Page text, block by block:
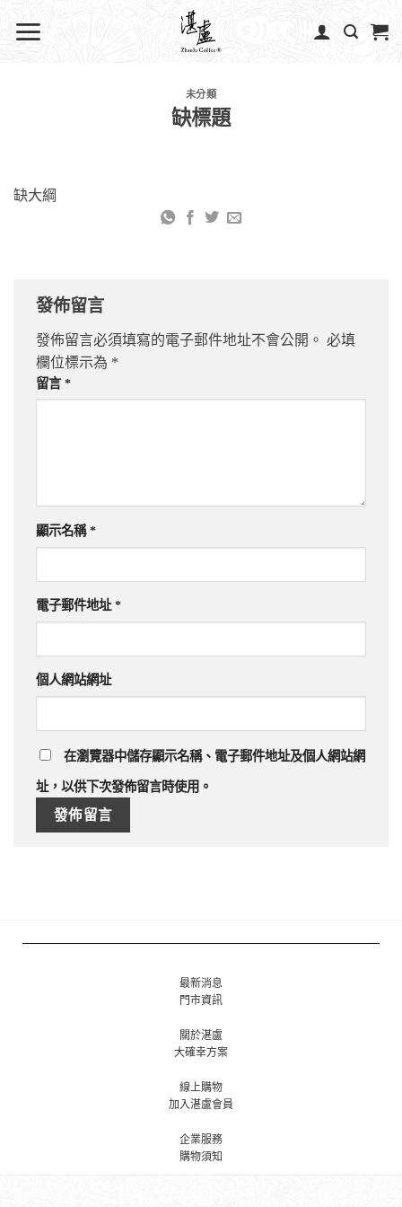
未分類
缺標題
缺大綱
發佈留言
發佈留言必須填寫的電子郵件地址不會公開。 必填
欄位標示為 *
留言*
顯示名稱*
電子郵件地址*
個人網站網址
在瀏覽器中儲存顯示名稱、電子郵件地址及個人網站網
址，以供下次發佈留言時使用。
最新消息
門市資訊
關於湛盧
大確幸方案
線上購物
加入湛盧會員
企業服務
購物須知